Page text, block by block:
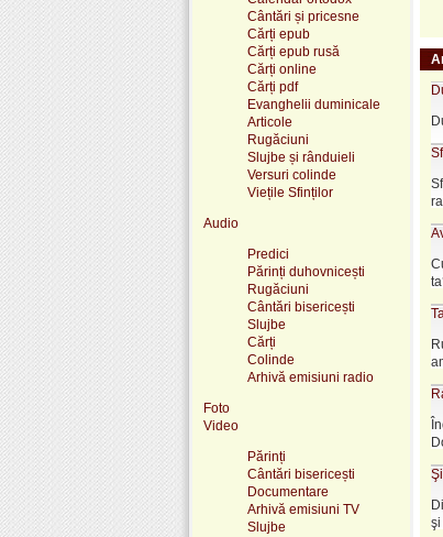
Cântări și pricesne
Cărți epub
Cărți epub rusă
Cărți online
Cărți pdf
Evanghelii duminicale
Articole
Rugăciuni
Slujbe și rânduieli
Versuri colinde
Viețile Sfinților
Audio
Predici
Părinți duhovnicești
Rugăciuni
Cântări bisericești
Slujbe
Cărți
Colinde
Arhivă emisiuni radio
Foto
Video
Părinți
Cântări bisericești
Documentare
Arhivă emisiuni TV
Slujbe
şi